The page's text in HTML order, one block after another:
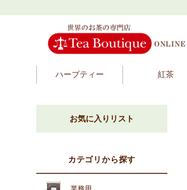
ハーブティー 紅茶
お気に入りリスト
カテゴリから探す